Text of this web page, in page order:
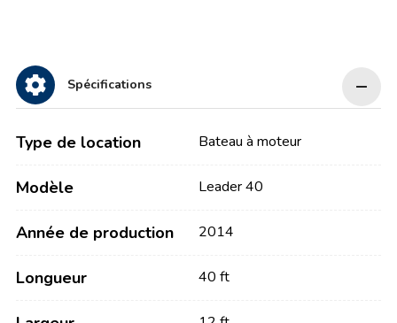
Spécifications
Type de location Bateau à moteur
Modèle Leader 40
Année de production 2014
Longueur 40 ft